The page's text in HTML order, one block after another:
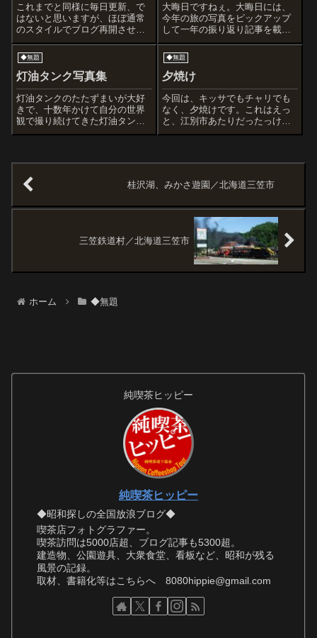
これまでと同様に毎日更新、で
はないと思いますが、ほぼ通常
のスタイルでブログ再開させて
いただきます。こちらに被害は
ないのに、地震発生以来、日々
のニュースを見たり聞いてたり
してるだけでなんかおかしな精
神状態になりそうです。あれか
らずっと喫茶店も...
大晦日ですねぇ。大晦日には、
今年の旅の写真をピックアップ
して一年の振り返り記事を載せ
ようかとも考えたんですが、あ
まりにも膨大な記事数なのでや
ってられなくて断念。結局、
2014年は365日欠かさず記事を
upしていました。新聞だって休
刊日あるの...
◆無題
灯油タンク写真集
灯油タンクのたたずまいが大好
きで、十数年かけて自分の世界
観で撮り続けてきた灯油タンク
たち。喫茶店、団地、公園遊具
と密かに活動してきた世界で
す。今回、数千の写真の中から
約１５０基を選び、...
◆無題
夕焼け
今回は、キッサでもチャリでも
なく、夕焼けです。これはえっ
と、江別市あたりだったっけ。
もうすぐ夜がくるなー。冬は外
ないなー。カモン!
桂沢湖、みかさ遊園／北海道三笠市
三笠鉄道村／北海道三笠市
ホーム ◆無題
純喫茶ヒッピー
純喫茶ヒッピー
◆昭和探しの全国放浪ブログ◆
喫茶店フォトグラファー。
喫茶訪問は5000店超、ブログ記事も5300超。
建造物、公園遊具、大衆食堂、看板など、昭和が残る
風景の記録。
取材、書籍化等はこちらへ 8080hippie@gmail.com